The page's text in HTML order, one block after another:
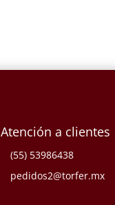
Atención a clientes
(55) 53986438
pedidos2@torfer.mx